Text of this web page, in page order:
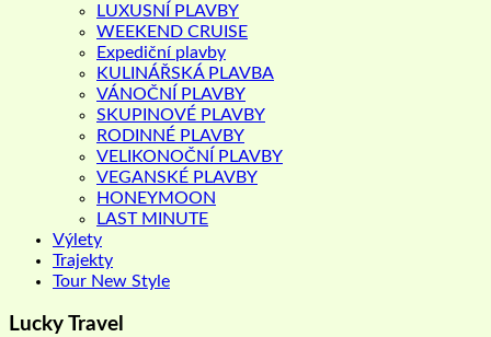
LUXUSNÍ PLAVBY
WEEKEND CRUISE
Expediční plavby
KULINÁŘSKÁ PLAVBA
VÁNOČNÍ PLAVBY
SKUPINOVÉ PLAVBY
RODINNÉ PLAVBY
VELIKONOČNÍ PLAVBY
VEGANSKÉ PLAVBY
HONEYMOON
LAST MINUTE
Výlety
Trajekty
Tour New Style
Lucky Travel